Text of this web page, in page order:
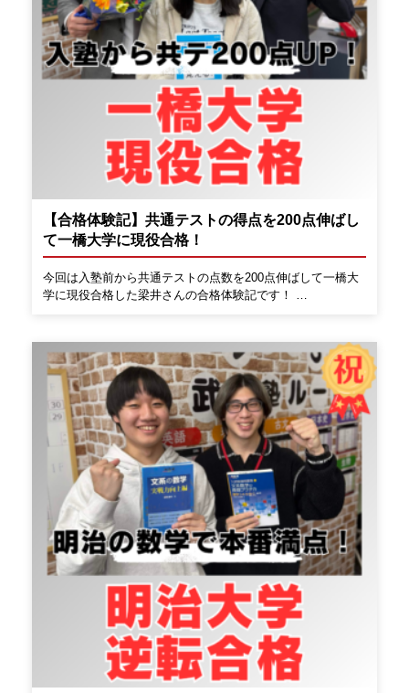
【合格体験記】共通テストの得点を200点伸ばし
て一橋大学に現役合格！
今回は入塾前から共通テストの点数を200点伸ばして一橋大
学に現役合格した梁井さんの合格体験記です！ …